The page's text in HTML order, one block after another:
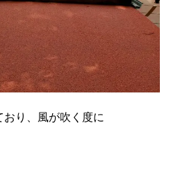
り、風が吹く度に